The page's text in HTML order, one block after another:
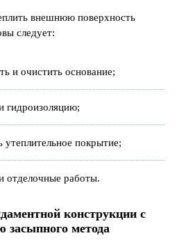
внешнюю поверхность
следует:
и очистить основание;
гидроизоляцию;
утеплительное покрытие;
отделочные работы.
конструкции с
метода